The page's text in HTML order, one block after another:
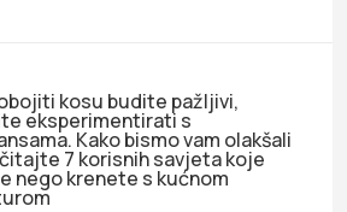
kosu budite pažljivi,
eksperimentirati s
Kako bismo vam olakšali
7 korisnih savjeta koje
nego krenete s kućnom